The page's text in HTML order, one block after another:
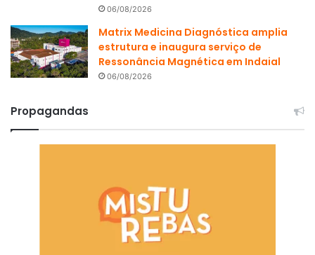
06/08/2026
Matrix Medicina Diagnóstica amplia
estrutura e inaugura serviço de
Ressonância Magnética em Indaial
06/08/2026
Propagandas